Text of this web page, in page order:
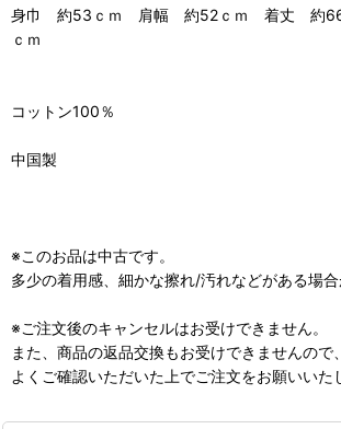
身巾 約53ｃｍ 肩幅 約52ｃｍ 着丈 約
ｃｍ
コットン100％
中国製
※このお品は中古です。
多少の着用感、細かな擦れ/汚れなどがある場合
※ご注文後のキャンセルはお受けできません。
また、商品の返品交換もお受けできませんので
よくご確認いただいた上でご注文をお願いいた